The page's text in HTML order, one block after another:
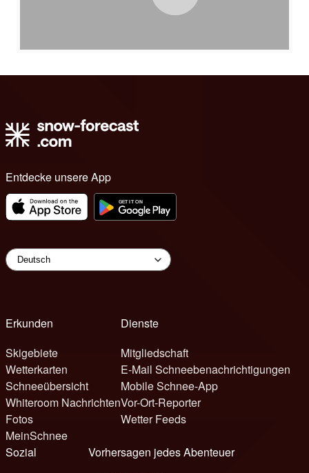
Entdecke unsere App
Erkunden
Skigebiete
Wetterkarten
Schneeübersicht
Whiteroom Nachrichten
Fotos
MeinSchnee
Dienste
Mitgliedschaft
E-Mail Schneebenachrichtigungen
Mobile Schnee-App
Vor-Ort-Reporter
Wetter Feeds
Sozial
Vorhersagen jedes Abenteuer